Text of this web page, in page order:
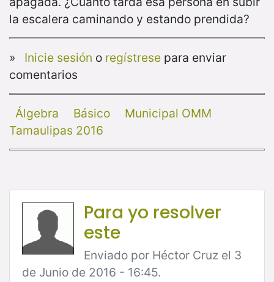
la escalera caminando y estando prendida?
» Inicie sesión o regístresepara enviar
comentarios
Álgebra Básico
Municipal OMM
Tamaulipas 2016
Para yo resolver
este
Enviado por Héctor Cruz el 3
de Junio de 2016 - 16:45.